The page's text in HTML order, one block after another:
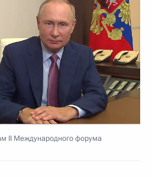
II Международного форума